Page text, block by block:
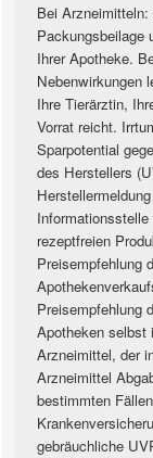
Bei
Packungsbeilage
Ihrer Apotheke.
Nebenwirkungen
Ihre Tierärztin,
Vorrat reicht.
Sparpotential
des Herstellers
rezeptfreien
Preisempfehlung
Preisempfehlung
Apotheken selbst
Arzneimittel, der
Arzneimittel
bestimmten
gebräuchliche